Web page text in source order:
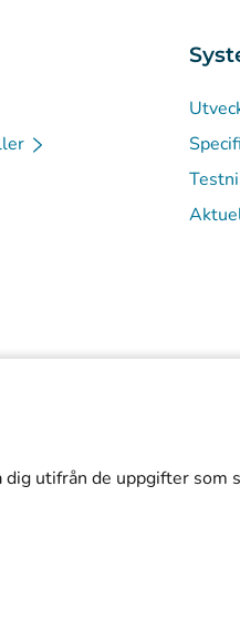
utifrån de uppgifter som